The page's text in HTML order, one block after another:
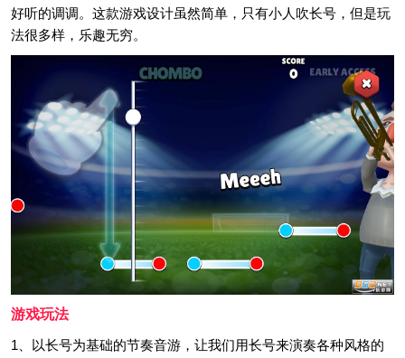
好听的调调。这款游戏设计虽然简单，只有小人吹长号，但是玩
法很多样，乐趣无穷。
游戏玩法
1、以长号为基础的节奏音游，让我们用长号来演奏各种风格的